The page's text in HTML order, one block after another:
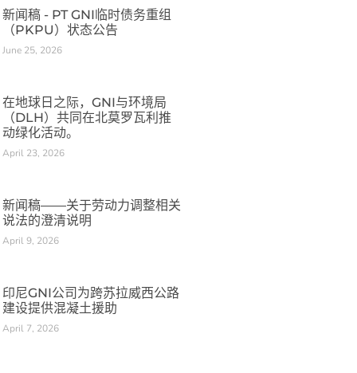
新闻稿 - PT GNI临时债务重组
（PKPU）状态公告
June 25, 2026
在地球日之际，GNI与环境局
（DLH）共同在北莫罗瓦利推
动绿化活动。
April 23, 2026
新闻稿——关于劳动力调整相关
说法的澄清说明
April 9, 2026
印尼GNI公司为跨苏拉威西公路
建设提供混凝土援助
April 7, 2026